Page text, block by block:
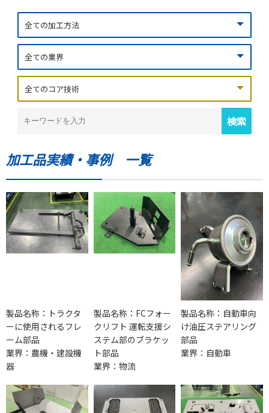
加工品実績・事例 一覧
製品名称：トラクタ
ーに使用されるフレ
ーム部品
業界：農機・建設機
器
製品名称：FCフォー
クリフト 運転支援シ
ステム部のブラケッ
ト部品
業界：物流
製品名称：自動車向
け油圧ステアリング
部品
業界：自動車